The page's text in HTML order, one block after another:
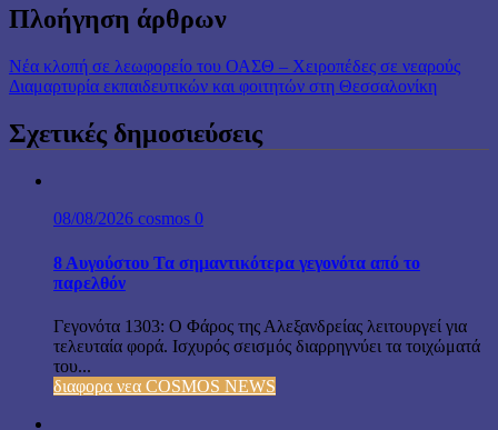
Πλοήγηση άρθρων
Νέα κλοπή σε λεωφορείο του ΟΑΣΘ – Χειροπέδες σε νεαρούς
Διαμαρτυρία εκπαιδευτικών και φοιτητών στη Θεσσαλονίκη
Σχετικές δημοσιεύσεις
08/08/2026 cosmos 0
8 Αυγούστου Τα σημαντικότερα γεγονότα από το
παρελθόν
Γεγονότα 1303: Ο Φάρος της Αλεξανδρείας λειτουργεί για
τελευταία φορά. Ισχυρός σεισμός διαρρηγνύει τα τοιχώματά
του...
διαφορα νεα COSMOS NEWS